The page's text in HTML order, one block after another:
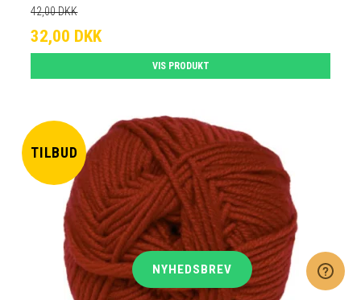
42,00 DKK
32,00 DKK
VIS PRODUKT
TILBUD
NYHEDSBREV